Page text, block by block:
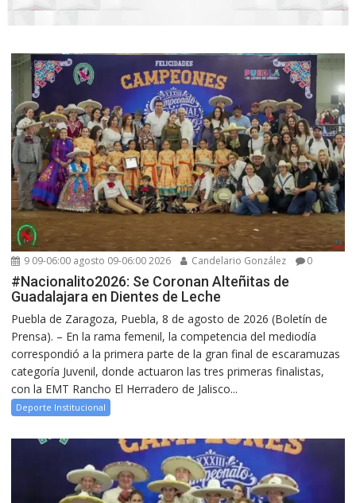
9 09-06:00 agosto 09-06:00 2026 Candelario González 0
#Nacionalito2026: Se Coronan Alteñitas de
Guadalajara en Dientes de Leche
Puebla de Zaragoza, Puebla, 8 de agosto de 2026 (Boletín de
Prensa). – En la rama femenil, la competencia del mediodía
correspondió a la primera parte de la gran final de escaramuzas
categoría Juvenil, donde actuaron las tres primeras finalistas,
con la EMT Rancho El Herradero de Jalisco...
Deporte Institucional